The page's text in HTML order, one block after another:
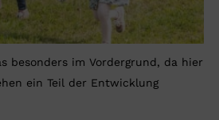
besonders im Vordergrund, da hier
ein Teil der Entwicklung